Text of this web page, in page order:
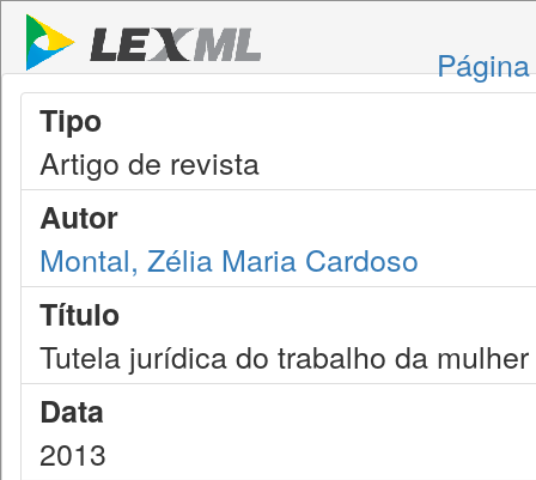
Tipo
Artigo de revista
Autor
Montal, Zélia Maria Cardoso
Título
Tutela jurídica do trabalho da mulher
Data
2013